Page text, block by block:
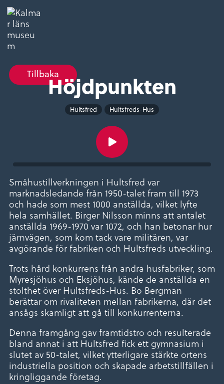
TillbakaHöjdpunkten
Hultsfred Hultsfreds-Hus
Småhustillverkningen i Hultsfred var
marknadsledande från 1950-talet fram till 1973
och hade som mest 1000 anställda, vilket lyfte
hela samhället. Birger Nilsson minns att antalet
anställda 1969-1970 var 1072, och han betonar hur
järnvägen, som kom tack vare militären, var
avgörande för fabriken och Hultsfreds utveckling.
Trots hård konkurrens från andra husfabriker, som
Myresjöhus och Eksjöhus, kände de anställda en
stolthet över Hultsfreds-Hus. Bo Bergman
berättar om rivaliteten mellan fabrikerna, där det
ansågs skamligt att gå till konkurrenterna.
Denna framgång gav framtidstro och resulterade
bland annat i att Hultsfred fick ett gymnasium i
slutet av 50-talet, vilket ytterligare stärkte ortens
industriella position och skapade arbetstillfällen i
kringliggande företag.